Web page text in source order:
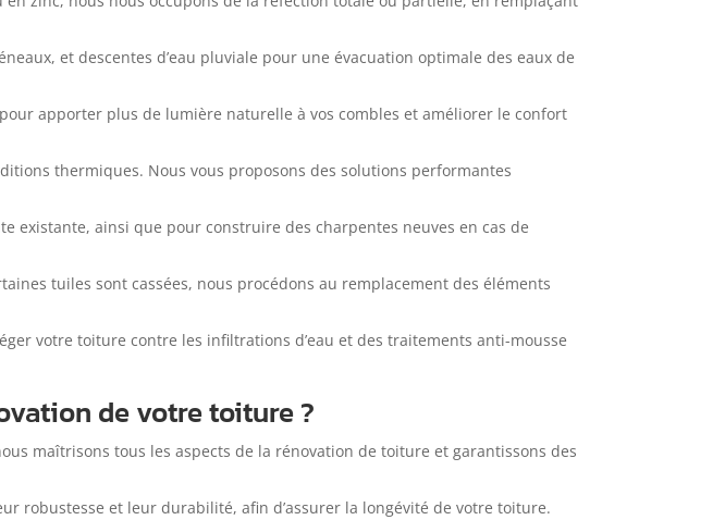
et descentes d’eau pluviale pour une évacuation optimale des eaux de
apporter plus de lumière naturelle à vos combles et améliorer le confort
thermiques. Nous vous proposons des solutions performantes
existante, ainsi que pour construire des charpentes neuves en cas de
tuiles sont cassées, nous procédons au remplacement des éléments
votre toiture contre les infiltrations d’eau et des traitements anti-mousse
de votre toiture ?
maîtrisons tous les aspects de la rénovation de toiture et garantissons des
robustesse et leur durabilité, afin d’assurer la longévité de votre toiture.